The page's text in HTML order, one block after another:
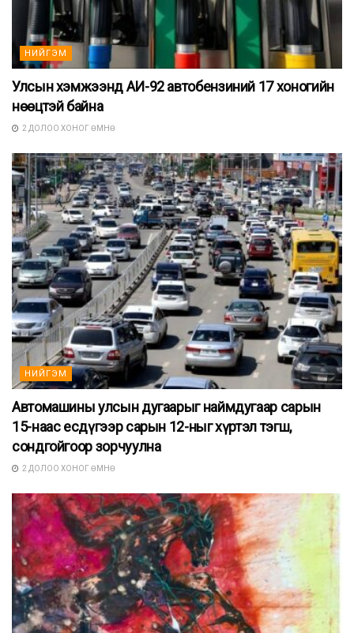
НИЙГЭМ
Улсын хэмжээнд АИ-92 автобензиний 17 хоногийн
нөөцтэй байна
2 ДОЛОО ХОНОГ ӨМНӨ
НИЙГЭМ
Автомашины улсын дугаарыг наймдугаар сарын
15-наас есдүгээр сарын 12-ныг хүртэл тэгш,
сондгойгоор зорчуулна
2 ДОЛОО ХОНОГ ӨМНӨ